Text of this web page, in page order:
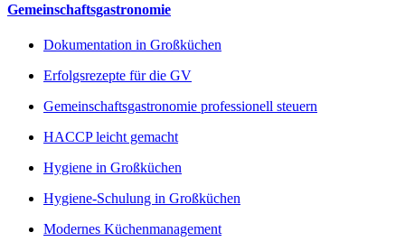
Gemeinschaftsgastronomie
Dokumentation in Großküchen
Erfolgsrezepte für die GV
Gemeinschaftsgastronomie professionell steuern
HACCP leicht gemacht
Hygiene in Großküchen
Hygiene-Schulung in Großküchen
Modernes Küchenmanagement